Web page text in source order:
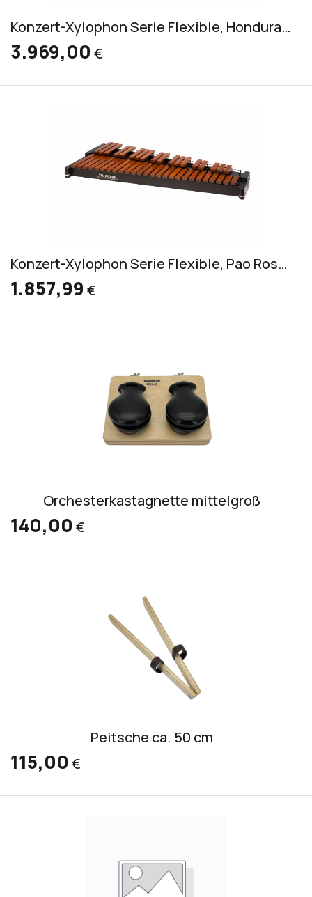
Konzert-Xylophon Serie Flexible, Honduras Rosewood (RXFL 3050/V)
3.969,00 €
Konzert-Xylophon Serie Flexible, Pao Rosa (RXFL/R 3050/V)
1.857,99 €
Orchesterkastagnette mittelgroß
140,00 €
Peitsche ca. 50 cm
115,00 €